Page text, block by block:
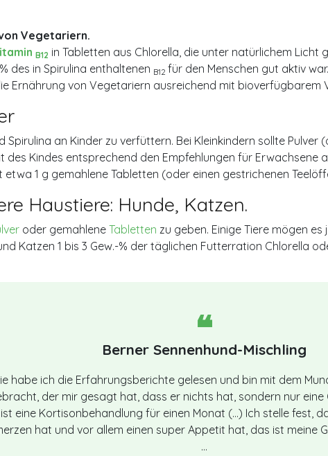
Vegetariern.
B12 in Tabletten aus Chlorella, die unter natürlichem
des in Spirulina enthaltenen B12 für den Menschen gut aktiv
Ernährung von Vegetariern ausreichend mit bioverfügbarem
Spirulina an Kinder zu verfüttern. Bei Kleinkindern sollte
des Kindes entsprechend den Empfehlungen für
1 g gemahlene Tabletten (oder einen gestrichenen
Haustiere: Hunde, Katzen.
oder gemahlene Tabletten zu geben. Einige Tiere mögen
Katzen 1 bis 3 Gew.-% der täglichen Futterration Chlorella
Berner Sennenhund-Mischling
habe ich die Erfahrungsberichte gelesen und bin mit dem
der mir gesagt hat, dass er nichts hat, sondern nur eine
eine Kortisonbehandlung für einen Monat (…) Ich stelle fest,
hat und vor allem einen super Appetit hat, das ist meine
…